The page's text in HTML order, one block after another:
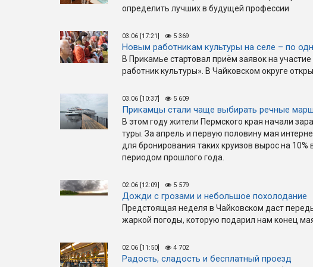
определить лучших в будущей профессии
03.06 [17:21] 5 369
Новым работникам культуры на селе – по
В Прикамье стартовал приём заявок на
работник культуры». В Чайковском округе
03.06 [10:37] 5 609
Прикамцы стали чаще выбирать речные
В этом году жители Пермского края начали
туры. За апрель и первую половину мая
для бронирования таких круизов вырос на 10%
периодом прошлого года.
02.06 [12:09] 5 579
Дожди с грозами и небольшое похолодание
Предстоящая неделя в Чайковском даст
жаркой погоды, которую подарил нам конец
02.06 [11:50] 4 702
Радость, сладость и бесплатный проезд